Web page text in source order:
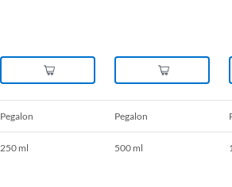
Pegalon Pegalon
250 ml 500 ml